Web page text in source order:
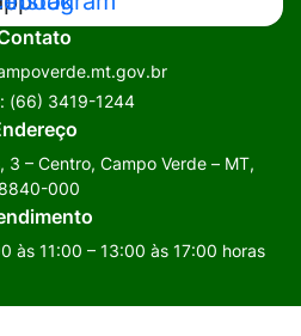
a
Rede
Social
Instagram
(66) 3419-1244
3 – Centro, Campo Verde – MT,
000
às 11:00 – 13:00 às 17:00 horas